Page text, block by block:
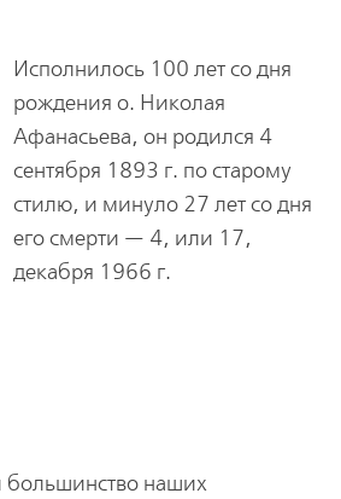
Исполнилось 100 лет со дня
рождения о. Николая
Афанасьева, он родился 4
сентября 1893 г. по старому
стилю, и минуло 27 лет со дня
его смерти — 4, или 17,
декабря 1966 г.
наших